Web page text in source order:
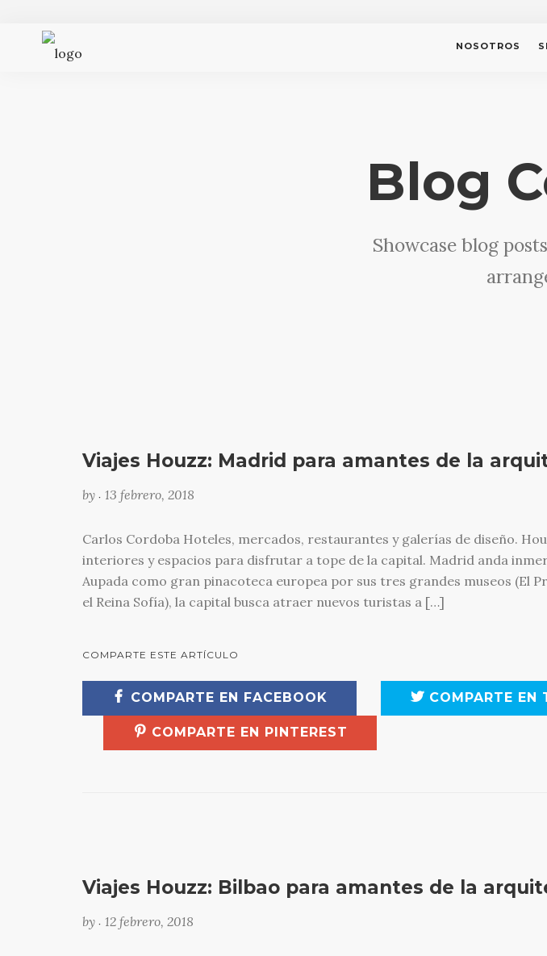
NOSOTROS
Blog
Showcase blog
Viajes Houzz: Madrid para amantes de la
by • 13 febrero, 2018
Carlos Cordoba Hoteles, mercados, restaurantes y galerías de diseño.
interiores y espacios para disfrutar a tope de la capital. Madrid anda
Aupada como gran pinacoteca europea por sus tres grandes museos (El
el Reina Sofía), la capital busca atraer nuevos turistas a […]
COMPARTE ESTE ARTÍCULO
COMPARTE EN FACEBOOK COMPARTE EN
COMPARTE EN PINTEREST
Viajes Houzz: Bilbao para amantes de la
by • 12 febrero, 2018